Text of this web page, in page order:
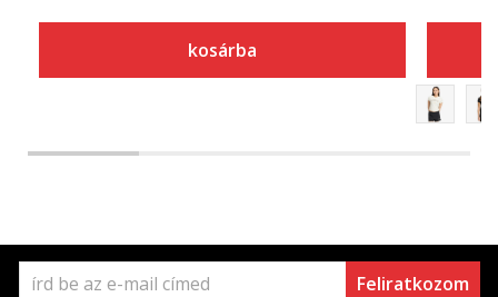
kosárba
Feliratkozom